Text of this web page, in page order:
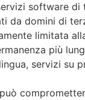
software
da domini di
limitata
più
servizi su